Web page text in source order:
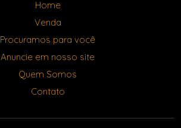
Home
Venda
Procuramos para você
Anuncie em nosso site
Quem Somos
Contato